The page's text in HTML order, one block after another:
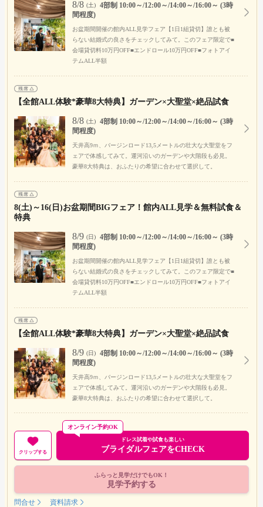
8/8 (土)
4部制 10:00～/12:00～/14:00～/16:00～ (3時
間程度)
お盆期間開催の館内ALL見学フェア【1日1組貸切】誰とも被
らない結婚式の良さをチェックしてみて。このフェア限定で■
会場貸切料10万円OFF■エンドロール10万円OFF■フォトアイ
テムALL半額
【全館ALL体験*豪華8大特典】ガーデン×大聖堂×絶品試食
8/8 (土)
4部制 10:00～/12:00～/14:00～/16:00～ (3時
間程度)
天井高9ｍ、バージンロード13,5メートルの壮大な大聖堂をフ
ェアで体感してみて。運河沿いのガーデンや大階段も必見。
豪華8大特典は、おふたりの希望に合わせて選択して。
8(土)～16(日)お盆期間BIGフェア！館内ALL見学＆無料試食＆
特典
8/9 (日)
4部制 10:00～/12:00～/14:00～/16:00～ (3時
間程度)
お盆期間開催の館内ALL見学フェア【1日1組貸切】誰とも被
らない結婚式の良さをチェックしてみて。このフェア限定で■
会場貸切料10万円OFF■エンドロール10万円OFF■フォトアイ
テムALL半額
【全館ALL体験*豪華8大特典】ガーデン×大聖堂×絶品試食
8/9 (日)
4部制 10:00～/12:00～/14:00～/16:00～ (3時
間程度)
天井高9ｍ、バージンロード13,5メートルの壮大な大聖堂をフ
ェアで体感してみて。運河沿いのガーデンや大階段も必見。
豪華8大特典は、おふたりの希望に合わせて選択して。
クリップする
ドレス試着や試食も楽しい
ブライダルフェアをCHECK
オンライン予約OK
ふらっと見学だけでもOK！
見学予約する
問合せ 資料請求